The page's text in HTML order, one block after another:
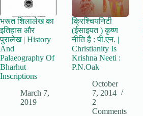
भरूत शिलालेख का
इतिहास और
पुरालेख | History
And
Palaeography Of
Bharhut
Inscriptions
March 7,
2019
क्रिश्चियनिटी
(ईसाइयत ) कृष्ण
नीति है : पी.एन. |
Christianity Is
Krishna Neeti :
P.N.Oak
October
7, 2014
2
Comments